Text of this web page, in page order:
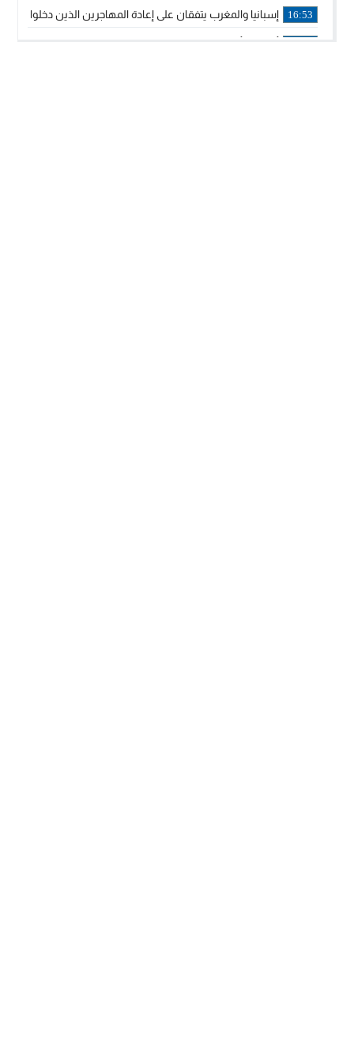
16:53 إسبانيا والمغرب يتفقان على إعادة المهاجرين الذين دخلوا سبتة